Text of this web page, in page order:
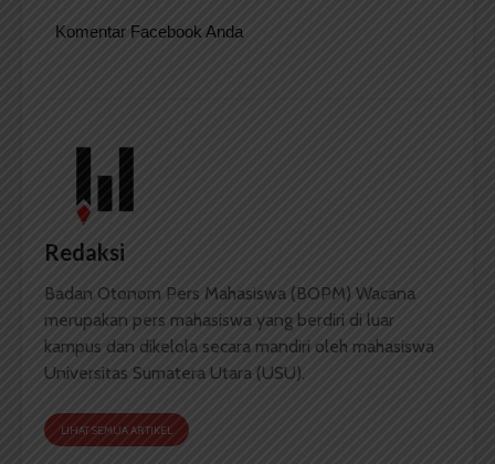
Komentar Facebook Anda
Redaksi
Badan Otonom Pers Mahasiswa (BOPM) Wacana
merupakan pers mahasiswa yang berdiri di luar
kampus dan dikelola secara mandiri oleh mahasiswa
Universitas Sumatera Utara (USU).
LIHAT SEMUA ARTIKEL